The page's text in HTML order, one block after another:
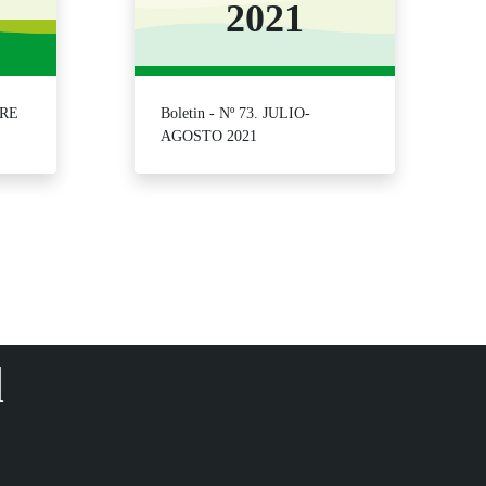
2021
Boletin - Nº 73. JULIO-
AGOSTO 2021
desplazarse.